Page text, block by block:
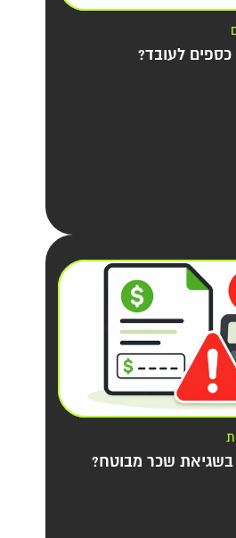
כספים לעובד?
בשגיאת שכר מבוטח?